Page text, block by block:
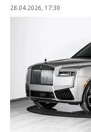
28.04.2026, 17:30